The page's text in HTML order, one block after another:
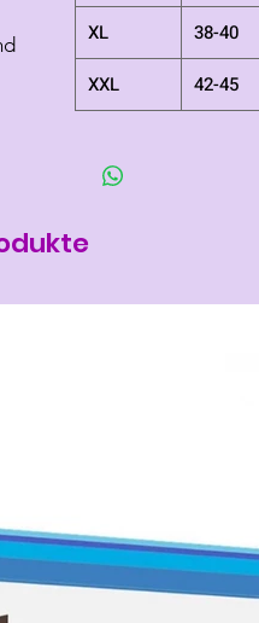
XL
38-40
XXL
42-45